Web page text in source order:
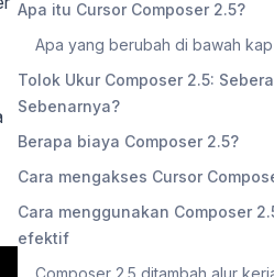
Apa itu Cursor Composer 2.5?
Apa yang berubah di bawah kap
Tolok Ukur Composer 2.5:
Sebenarnya?
Berapa biaya Composer 2.5?
Cara mengakses Cursor
Cara menggunakan Composer
efektif
Composer 2.5 ditambah alur